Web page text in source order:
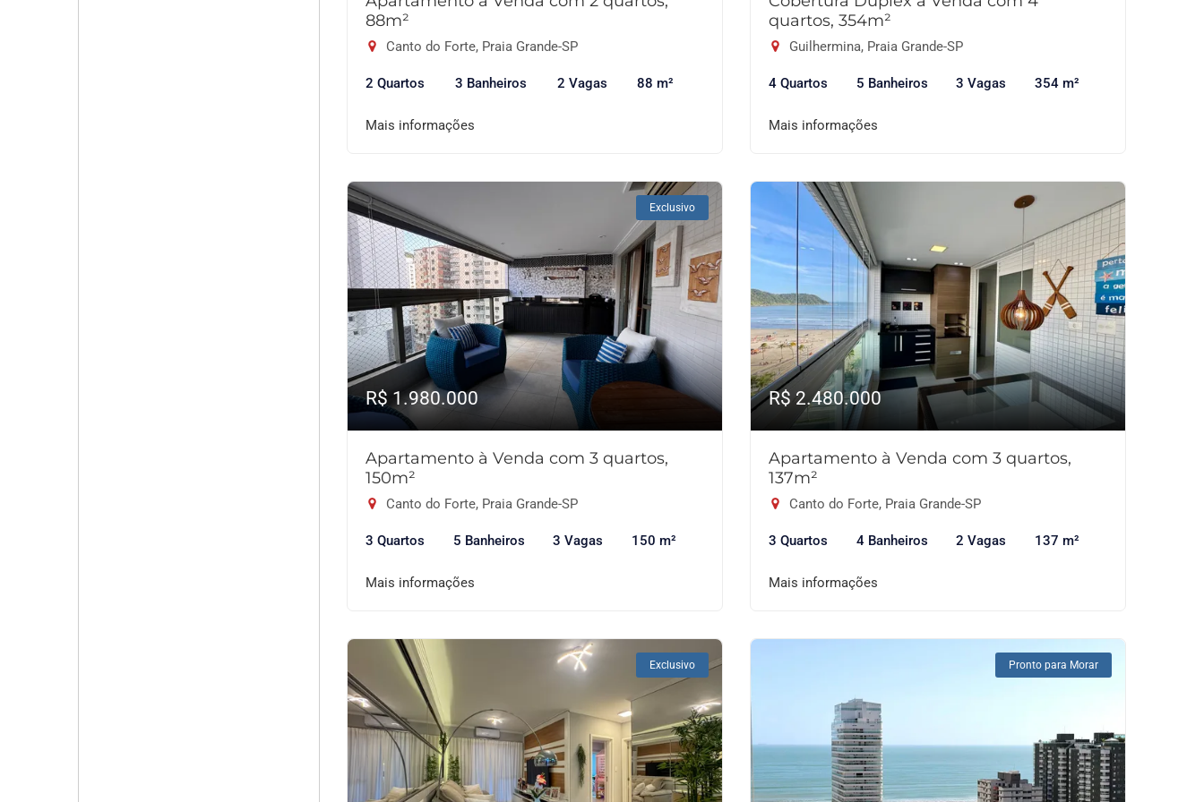
88m²
Canto do Forte, Praia Grande-SP
2 Quartos 3 Banheiros 2 Vagas 88 m²
Mais informações
quartos, 354m²
Guilhermina, Praia Grande-SP
4 Quartos 5 Banheiros 3 Vagas 354 m²
Mais informações
Exclusivo
R$ 1.980.000
Apartamento à Venda com 3 quartos,
150m²
Canto do Forte, Praia Grande-SP
3 Quartos 5 Banheiros 3 Vagas 150 m²
Mais informações
R$ 2.480.000
Apartamento à Venda com 3 quartos,
137m²
Canto do Forte, Praia Grande-SP
3 Quartos 4 Banheiros 2 Vagas 137 m²
Mais informações
Exclusivo Pronto para Morar